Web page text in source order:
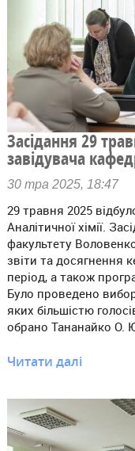
Засідання 29
завідувача
30 тра 2025, 18:47
29 травня 2025
Аналітичної хімії.
факультету
звіти та досягнення
період, а також
Було проведено
яких більшістю
обрано Тананайко О.
Читати далі